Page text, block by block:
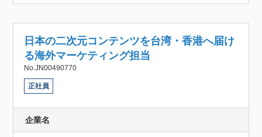
日本の二次元コンテンツを台湾・香港へ届け
る海外マーケティング担当
No.JN00490770
正社員
企業名